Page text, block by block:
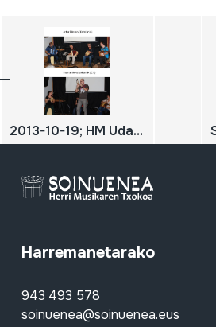
2013-10-19; HM Udazkeneko kontzertua; Artur Blasco; Recuperación del acordeón diatónico en Catalunya desde el Pirineo; Hernaniko albokariak; DIGITALA
Harremanetarako
943 493 578
soinuenea@soinuenea.eus